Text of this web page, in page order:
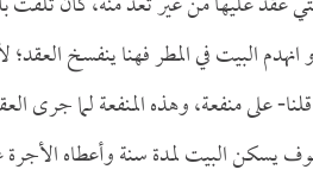
البيت في المطر فهنا ينفسخ
على منفعة، وهذه المنفعة لما جرى
يسكن البيت لمدة سنة وأعطاه الأجرة